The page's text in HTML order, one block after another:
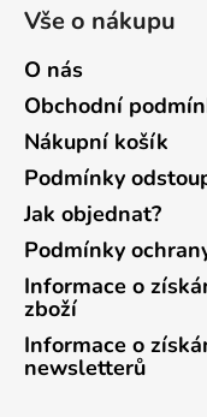
Vše o nákupu
O nás
Obchodní
Nákupní košík
Podmínky
Jak objednat?
Podmínky
Informace o
zboží
Informace o
newsletterů